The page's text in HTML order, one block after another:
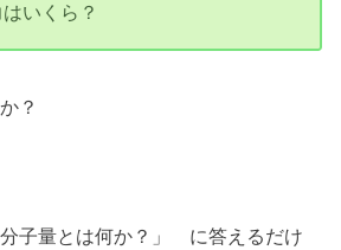
いくら？
？
分子量とは何か？」 に答えるだけ